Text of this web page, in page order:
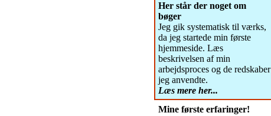
Her står der noget om
bøger
Jeg gik systematisk til værks,
da jeg startede min første
hjemmeside. Læs
beskrivelsen af min
arbejdsproces og de redskaber
jeg anvendte.
Læs mere her...
Mine første erfaringer!